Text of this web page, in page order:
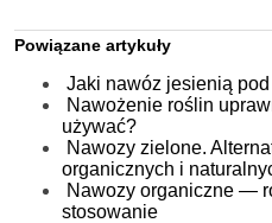
Powiązane artykuły
Jaki nawóz jesienią
Nawożenie roślin
używać?
Nawozy zielone.
organicznych i
Nawozy organiczne —
stosowanie